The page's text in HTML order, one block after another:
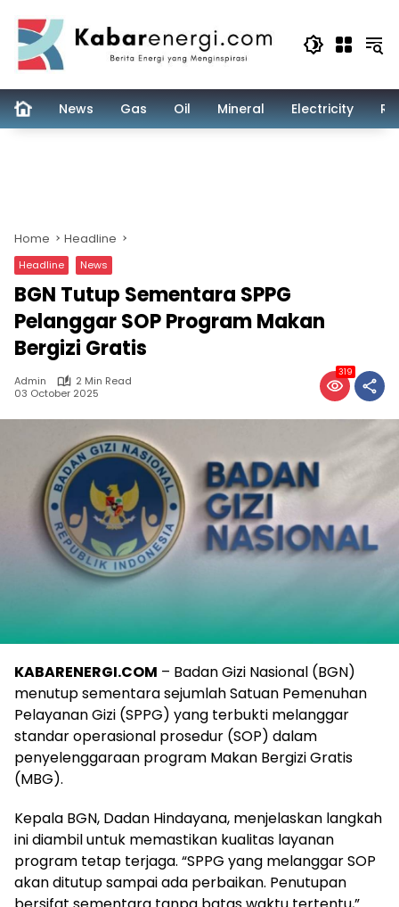
content
News Gas Oil Mineral Electricity
Home Headline
Headline News
BGN Tutup Sementara SPPG
Pelanggar SOP Program Makan
Bergizi Gratis
Admin
2 Min Read
03 October 2025
319
KABARENERGI.COM – Badan Gizi Nasional (BGN)
menutup sementara sejumlah Satuan Pemenuhan
Pelayanan Gizi (SPPG) yang terbukti melanggar
standar operasional prosedur (SOP) dalam
penyelenggaraan program Makan Bergizi Gratis
(MBG).
Kepala BGN, Dadan Hindayana, menjelaskan langkah
ini diambil untuk memastikan kualitas layanan
program tetap terjaga. “SPPG yang melanggar SOP
akan ditutup sampai ada perbaikan. Penutupan